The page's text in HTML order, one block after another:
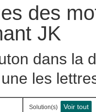
des
JK
dans la
les
Solution(s) Voir tout